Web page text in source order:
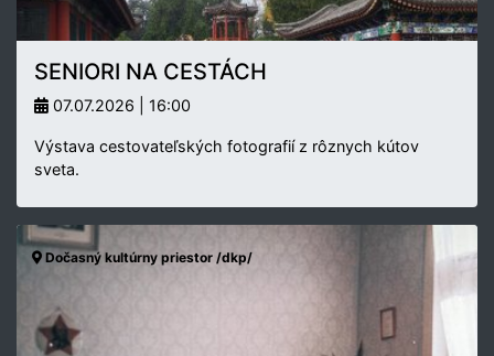
SENIORI NA CESTÁCH
07.07.2026 | 16:00
Výstava cestovateľských fotografií z rôznych kútov
sveta.
Dočasný kultúrny priestor /dkp/